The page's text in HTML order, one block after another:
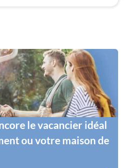
le vacancier idéal
ou votre maison de